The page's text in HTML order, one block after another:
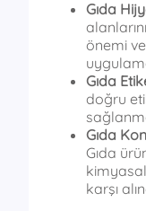
Gıda
önemi
Gıda
doğru
Gıda
Gıda
karşı